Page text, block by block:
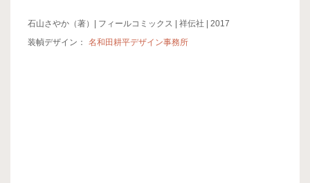
石山さやか（著）| フィールコミックス | 祥伝社 | 2017
装幀デザイン：
名和田耕平デザイン事務所